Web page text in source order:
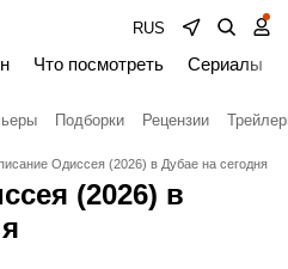
RUS
Что посмотреть Сериалы
Подборки Рецензии
Одиссея (2026) в Дубае на сегодня
(2026) в